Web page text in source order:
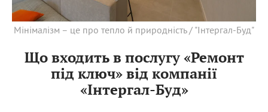
Мінімалізм – це про тепло й природність / "Інтергал-Буд"
Що входить в послугу «Ремонт
під ключ» від компанії
«Інтергал-Буд»